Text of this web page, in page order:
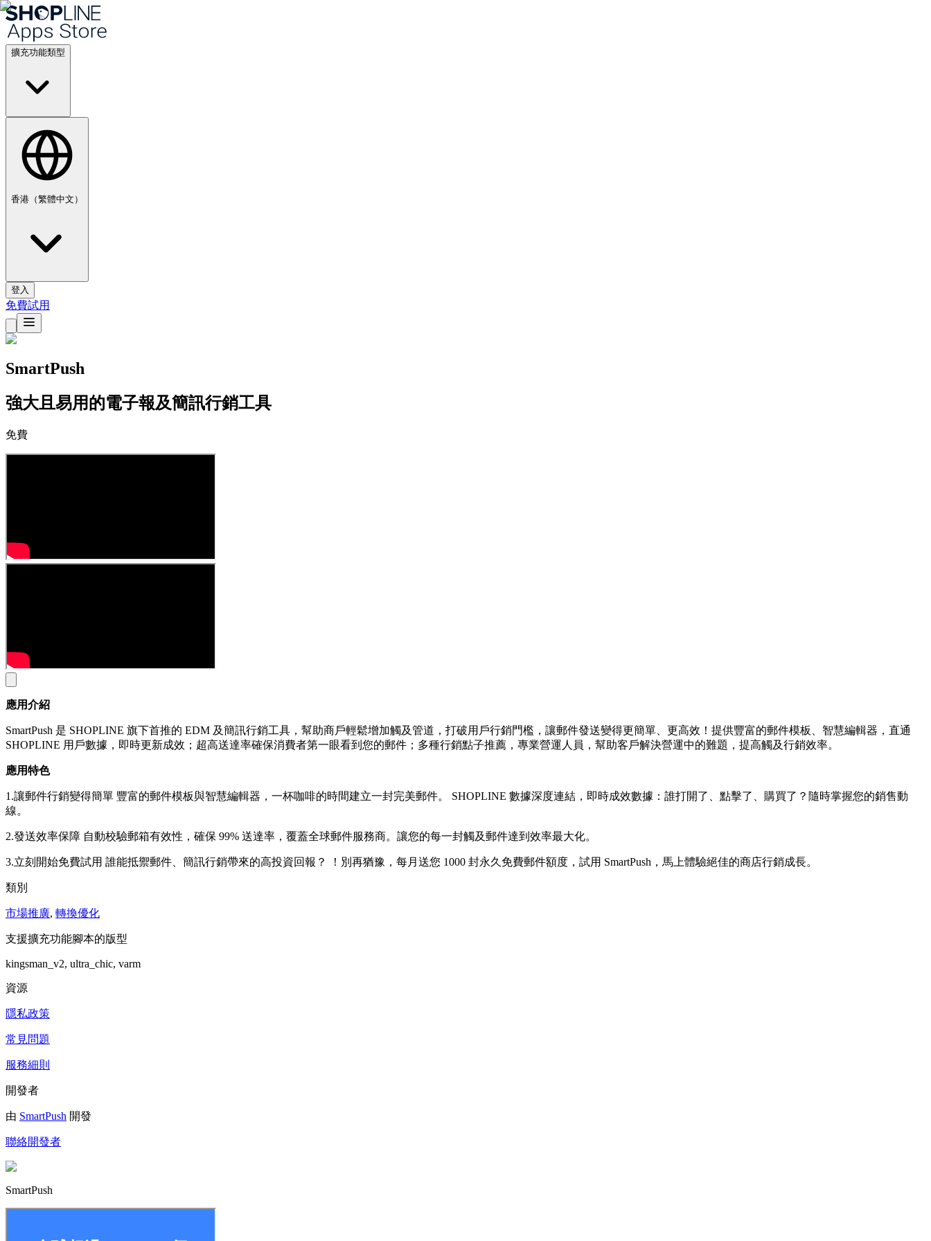
擴充功能類型
香港（繁體中文）
登入
免費試用
SmartPush
強大且易用的電子報及簡訊行銷工具
免費
應用介紹
SmartPush 是 SHOPLINE 旗下首推的 EDM 及簡訊行銷工具，幫助商戶輕鬆增加觸及管道，打破用戶行銷門檻，讓郵件發送變得更簡單、更高效！提供豐富的郵件模板、智慧編輯器，直通
SHOPLINE 用戶數據，即時更新成效；超高送達率確保消費者第一眼看到您的郵件；多種行銷點子推薦，專業營運人員，幫助客戶解決營運中的難題，提高觸及行銷效率。
應用特色
1.讓郵件行銷變得簡單 豐富的郵件模板與智慧編輯器，一杯咖啡的時間建立一封完美郵件。 SHOPLINE 數據深度連結，即時成效數據：誰打開了、點擊了、購買了？隨時掌握您的銷售動
線。
2.發送效率保障 自動校驗郵箱有效性，確保 99% 送達率，覆蓋全球郵件服務商。讓您的每一封觸及郵件達到效率最大化。
3.立刻開始免費試用 誰能抵禦郵件、簡訊行銷帶來的高投資回報？ ！別再猶豫，每月送您 1000 封永久免費郵件額度，試用 SmartPush，馬上體驗絕佳的商店行銷成長。
類別
市場推廣, 轉換優化
支援擴充功能腳本的版型
kingsman_v2, ultra_chic, varm
資源
隱私政策
常見問題
服務細則
開發者
由 SmartPush 開發
聯絡開發者
SmartPush